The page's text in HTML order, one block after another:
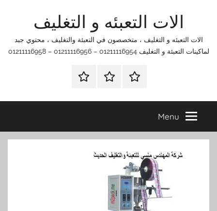
الات التعبئه و التغليف
الات التعبئه و التغليف ، متخصصون في التعبئة والتغليف ، محتوي جبد
لماكينات التعبئة و التغليف 01211116954 – 01211116956 – 01211116958
الرئيسيةاتصل
اتـصـل
في
التي
Menu